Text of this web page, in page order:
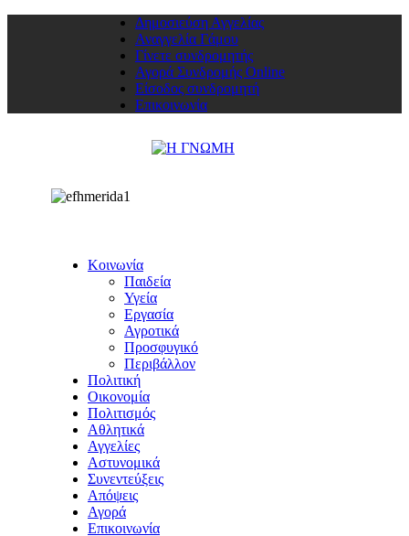
Δημοσιεύση Αγγελίας
Αναγγελία Γάμου
Γίνετε συνδρομητής
Αγορά Συνδρομής Online
Είσοδος συνδρομητή
Επικοινωνία
Κοινωνία
Παιδεία
Υγεία
Εργασία
Αγροτικά
Προσφυγικό
Περιβάλλον
Πολιτική
Οικονομία
Πολιτισμός
Αθλητικά
Αγγελίες
Αστυνομικά
Συνεντεύξεις
Απόψεις
Αγορά
Επικοινωνία